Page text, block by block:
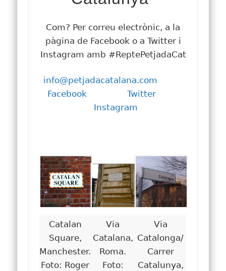
Com? Per correu electrònic, a la
pàgina de Facebook o a Twitter i
Instagram amb #ReptePetjadaCat
info@petjadacatalana.com
Facebook
Twitter
Instagram
Catalan
Square,
Manchester.
Foto: Roger
Via
Catalana,
Roma.
Foto:
Via
Catalonga/
Carrer
Catalunya,